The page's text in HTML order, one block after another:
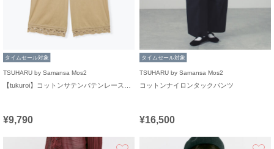
タイムセール対象
TSUHARU by Samansa Mos2
¥9,790
タイムセール対象
TSUHARU by Samansa Mos2
コットンナイロンタックパンツ
¥16,500